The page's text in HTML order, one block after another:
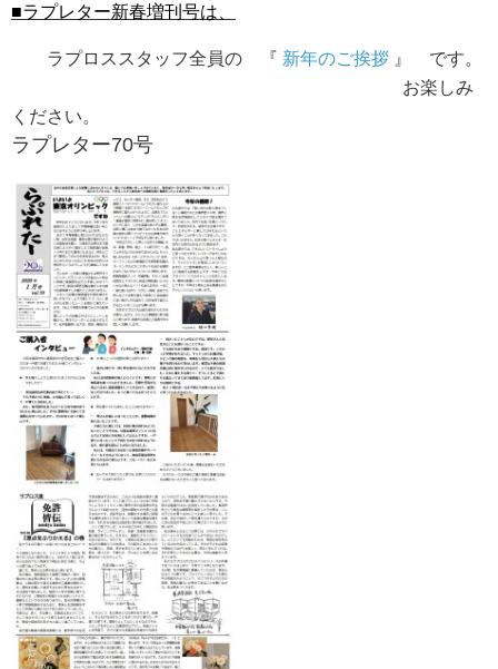
■ラプレター新春増刊号は、
ラプロススタッフ全員の 『 新年のご挨拶 』 です。
お楽しみ
ください。
ラプレター70号